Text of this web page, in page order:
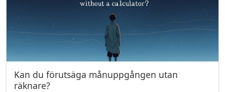
Kan du förutsäga månuppgången utan
räknare?